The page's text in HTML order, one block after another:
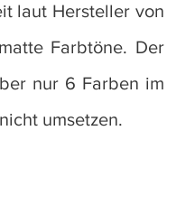
laut Hersteller von
Farbtöne. Der
nur 6 Farben im
umsetzen.